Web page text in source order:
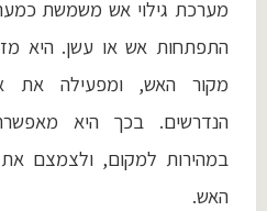
מערכת גילוי אש משמשת
התפתחות אש או עשן. היא
מקור האש, ומפעילה את
הנדרשים. בכך היא
במהירות למקום, ולצמצם את
האש.